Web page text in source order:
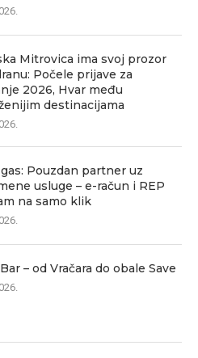
Mitrovica ima svoj prozor
Počele prijave za
2026, Hvar među
destinacijama
Pouzdan partner uz
usluge – e-račun i REP
na samo klik
– od Vračara do obale Save